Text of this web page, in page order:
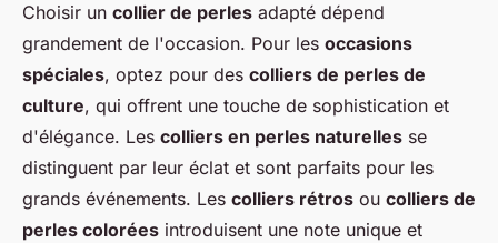
Choisir un collier de perles adapté dépend
grandement de l'occasion. Pour les occasions
spéciales, optez pour des colliers de perles de
culture, qui offrent une touche de sophistication et
d'élégance. Les colliers en perles naturelles se
distinguent par leur éclat et sont parfaits pour les
grands événements. Les colliers rétros ou colliers de
perles colorées introduisent une note unique et